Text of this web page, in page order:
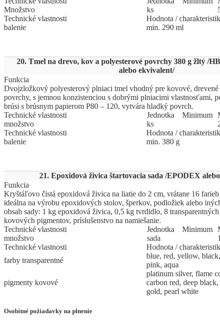
Množstvo
ks
Technické vlastnosti
Hodnota /
balenie
min. 290 ml
20. Tmel na drevo, kov a polyesterové povrchy 380 g žltý /
alebo ekvivalent/
Funkcia
Dvojzložkový polyesterový plniaci tmel vhodný pre kovové, drevené
povrchy, s jemnou konzistenciou s dobrými plniacimi vlastnosťami,
brúsi s brúsnym papierom P80 – 120, vytvára hladký povrch.
Technické vlastnosti
Jed­not­ka Mi­ni­mum
množstvo
ks
Technické vlastnosti
Hodnota /
balenie
min. 380 g
21. Epoxidová živica štartovacia sada /EPODEX
Funkcia
Kryštáľovo čistá epoxidová živica na liatie do 2 cm, vrátane 16 farieb
ideálna na výrobu epoxidových stolov, šperkov, podložiek alebo
obsah sady: 1 kg epoxidová živica, 0,5 kg tvrdidlo, 8
kovových pigmentov, príslušenstvo na namiešanie.
Technické vlastnosti
Jed­not­ka Mi­ni­mum
množstvo
sada
Technické vlastnosti
Hodnota /
farby transparentné
blue, red, yellow,
pink, aqua
pigmenty kovové
platinum silver, flame
carbon red, deep
gold, pearl white
Osobitné požiadavky na plnenie